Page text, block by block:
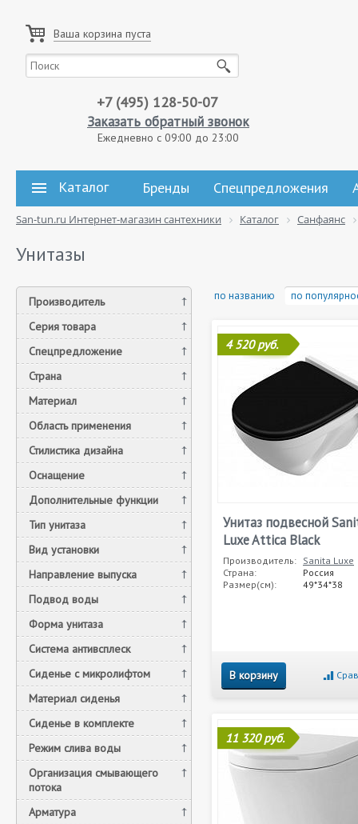
Ваша корзина пуста
+7 (495) 128-50-07
Заказать обратный звонок
Ежедневно с 09:00 до 23:00
Каталог Бренды Спецпредложения
San-tun.ru Интернет-магазин сантехники Каталог Санфаянс
Унитазы
Производитель
Серия товара
Спецпредложение
Страна
Материал
Область применения
Стилистика дизайна
Оснащение
Дополнительные функции
Тип унитаза
Вид установки
Направление выпуска
Подвод воды
Форма унитаза
Система антивсплеск
Сиденье с микролифтом
Материал сиденья
Сиденье в комплекте
Режим слива воды
Организация смывающего
потока
Арматура
по названию по
4 520 руб.
Унитаз подвесной
Luxe Attica Black
Производитель: Sanita Luxe
Страна:
Россия
Размер(см):
49*34*38
В корзину
11 320 руб.